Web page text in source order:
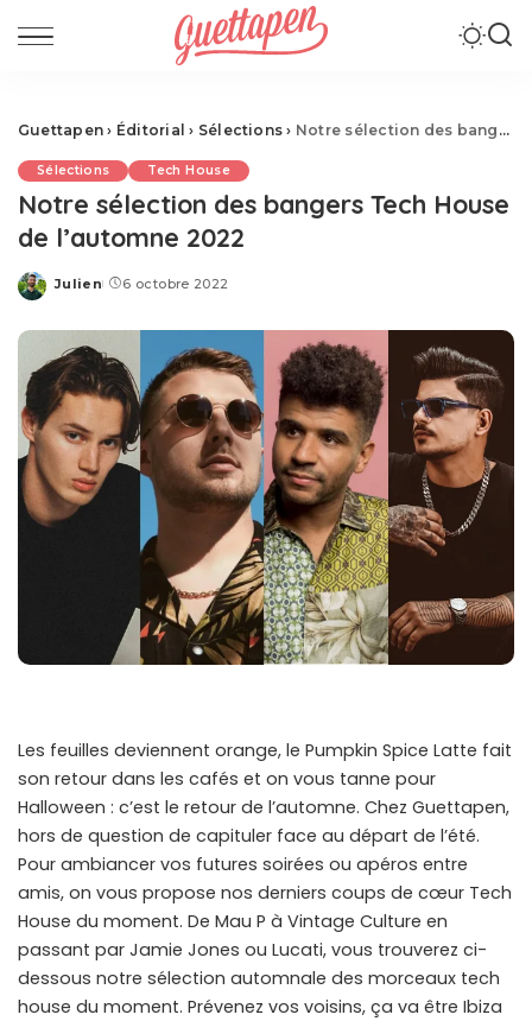
Guettapen › Éditorial › Sélections › Notre sélection des bangers Tech House de l’automne 2022
Sélections Tech House
Notre sélection des bangers Tech House
de l’automne 2022
Posted
Julien 6 octobre 2022
Les feuilles deviennent orange, le Pumpkin Spice Latte fait
son retour dans les cafés et on vous tanne pour
Halloween : c’est le retour de l’automne. Chez Guettapen,
hors de question de capituler face au départ de l’été.
Pour ambiancer vos futures soirées ou apéros entre
amis, on vous propose nos derniers coups de cœur Tech
House du moment. De Mau P à Vintage Culture en
passant par Jamie Jones ou Lucati, vous trouverez ci-
dessous notre sélection automnale des morceaux tech
house du moment. Prévenez vos voisins, ça va être Ibiza